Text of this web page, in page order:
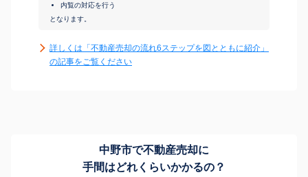
内覧の対応を行う
となります。
詳しくは「不動産売却の流れ6ステップを図とともに紹介」
の記事をご覧ください
中野市で不動産売却に
手間はどれくらいかかるの？